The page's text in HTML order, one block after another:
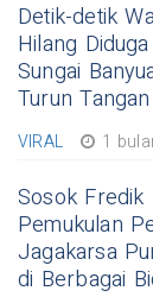
Detik-detik
Hilang
Sungai
Turun Tangan
VIRAL 1
Sosok Fredik
Pemukulan
Jagakarsa
di Berbagai